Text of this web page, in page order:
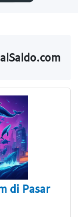
di Pasar